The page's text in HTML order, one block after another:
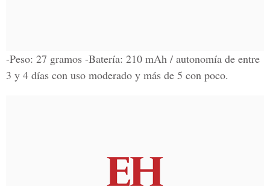
-Peso: 27 gramos -Batería: 210 mAh / autonomía de entre
3 y 4 días con uso moderado y más de 5 con poco.